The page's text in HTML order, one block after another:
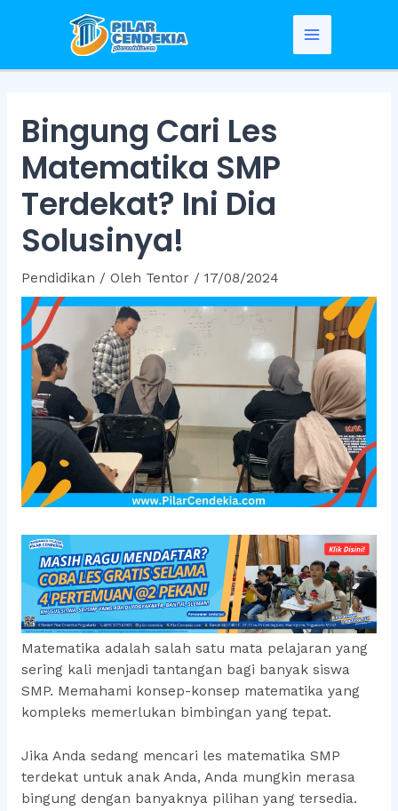
Main
Bingung Cari Les
Matematika SMP
Terdekat? Ini Dia
Solusinya!
Pendidikan / Oleh Tentor / 17/08/2024
Matematika adalah salah satu mata pelajaran yang
sering kali menjadi tantangan bagi banyak siswa
SMP. Memahami konsep-konsep matematika yang
kompleks memerlukan bimbingan yang tepat.
Jika Anda sedang mencari les matematika SMP
terdekat untuk anak Anda, Anda mungkin merasa
bingung dengan banyaknya pilihan yang tersedia.